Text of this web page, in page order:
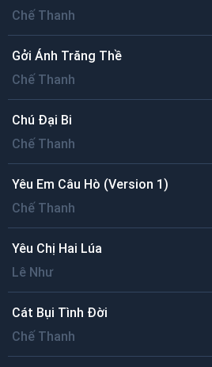
Chế Thanh
Gởi Ánh Trăng Thề
Chế Thanh
Chú Đại Bi
Chế Thanh
Yêu Em Câu Hò (Version 1)
Chế Thanh
Yêu Chị Hai Lúa
Lê Như
Cát Bụi Tình Đời
Chế Thanh